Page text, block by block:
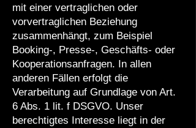
mit einer vertraglichen oder
vorvertraglichen Beziehung
zusammenhängt, zum Beispiel
Booking-, Presse-, Geschäfts- oder
Kooperationsanfragen. In allen
anderen Fällen erfolgt die
Verarbeitung auf Grundlage von Art.
6 Abs. 1 lit. f DSGVO. Unser
berechtigtes Interesse liegt in der